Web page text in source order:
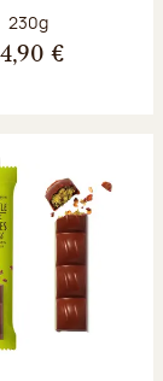
Poids net :
230g
€